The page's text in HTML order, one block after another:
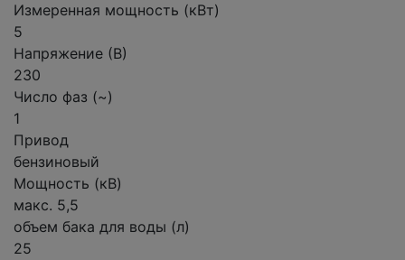
Измеренная мощность (кВт)
5
Напряжение (В)
230
Число фаз (~)
1
Привод
бензиновый
Мощность (кВ)
макс. 5,5
объем бака для воды (л)
25